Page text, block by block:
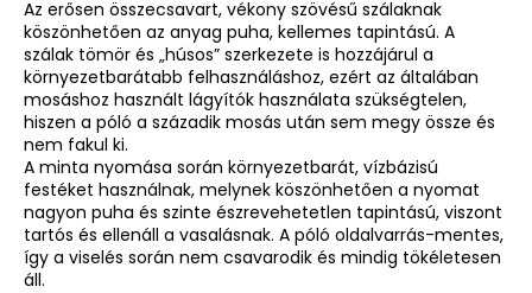
Az erősen összecsavart, vékony szövésű szálaknak
köszönhetően az anyag puha, kellemes tapintású. A
szálak tömör és „húsos” szerkezete is hozzájárul a
környezetbarátabb felhasználáshoz, ezért az általában
mosáshoz használt lágyítók használata szükségtelen,
hiszen a póló a századik mosás után sem megy össze és
nem fakul ki.
A minta nyomása során környezetbarát, vízbázisú
festéket használnak, melynek köszönhetően a nyomat
nagyon puha és szinte észrevehetetlen tapintású, viszont
tartós és ellenáll a vasalásnak. A póló oldalvarrás-mentes,
így a viselés során nem csavarodik és mindig tökéletesen
áll.